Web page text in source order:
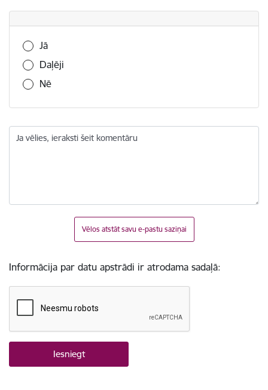
Vai šī informācija bija noderīga?
Jā
Daļēji
Nē
Ja vēlies, ieraksti šeit komentāru
Vēlos atstāt savu e-pastu saziņai
Informācija par datu apstrādi ir atrodama sadaļā: